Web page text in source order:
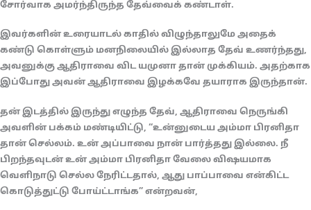
சோர்வாக அமர்ந்திருந்த தேவ்வைக் கண்டாள்.
இவர்களின் உரையாடல் காதில் விழுந்தாலுமே அதைக்
கண்டு கொள்ளும் மனநிலையில் இல்லாத தேவ் உணர்ந்தது,
அவனுக்கு ஆதிராவை விட யமுனா தான் முக்கியம். அதற்காக
இப்போது அவன் ஆதிராவை இழக்கவே தயாராக இருந்தான்.
தன் இடத்தில் இருந்து எழுந்த தேவ், ஆதிராவை நெருங்கி
அவளின் பக்கம் மண்டியிட்டு, “உன்னுடைய அம்மா பிரனிதா
தான் செல்லம். உன் அப்பாவை நான் பார்த்தது இல்லை. நீ
பிறந்தவுடன் உன் அம்மா பிரனிதா வேலை விஷயமாக
வெளிநாடு செல்ல நேரிட்டதால், ஆது பாப்பாவை என்கிட்ட
கொடுத்துட்டு போய்ட்டாங்க” என்றவன்,